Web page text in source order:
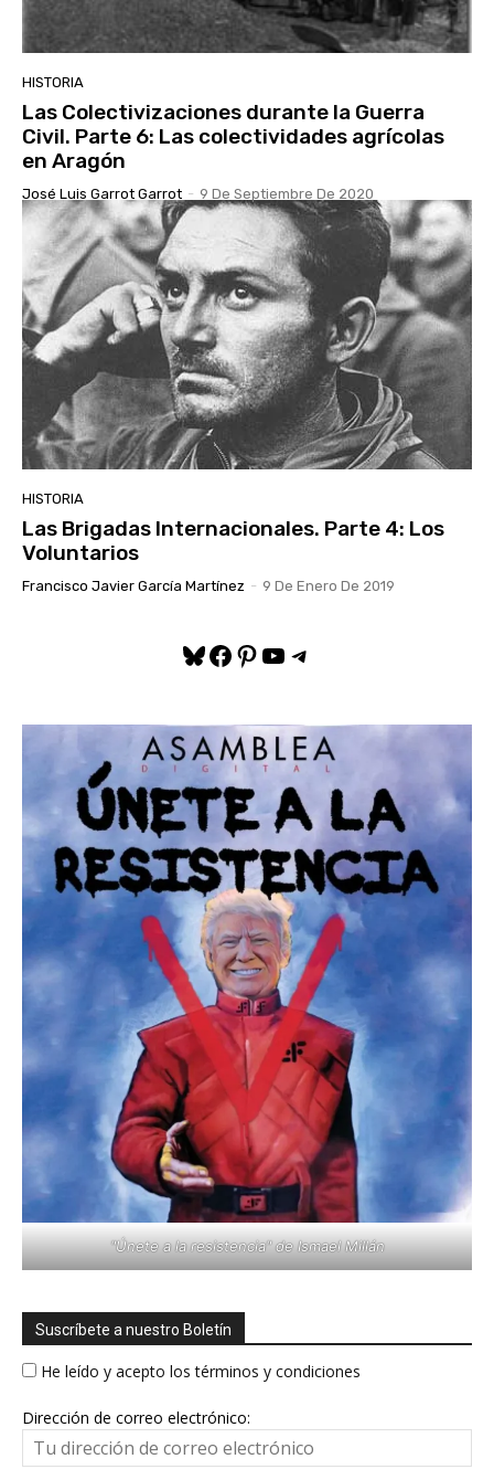
HISTORIA
Las Colectivizaciones durante la Guerra
Civil. Parte 6: Las colectividades agrícolas
en Aragón
José Luis Garrot Garrot - 9 De Septiembre De 2020
HISTORIA
Las Brigadas Internacionales. Parte 4: Los
Voluntarios
Francisco Javier García Martínez - 9 De Enero De 2019
Bluesky
Facebook
Pinterest
YouTube
Telegram
"Únete a la resistencia" de Ismael Millán
Suscríbete a nuestro Boletín
He leído y acepto los términos y condiciones
Dirección de correo electrónico: